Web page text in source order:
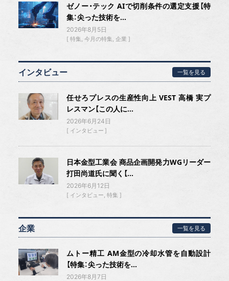
ゼノー・テック AIで切削条件の選定支援【特
集：尖った技術を...
2026年8月5日
特集 今月の特集 企業
インタビュー 一覧を見る
任せろプレスの生産性向上 VEST 高橋 実プ
レスマン【この人に...
2026年6月24日
インタビュー
日本金型工業会 商品企画開発力WGリーダー
打田尚道氏に聞く【...
2026年6月12日
インタビュー 特集
企業 一覧を見る
ムトー精工 AM金型の冷却水管を自動設計
【特集：尖った技術を...
2026年8月7日